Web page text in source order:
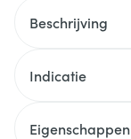
Beschrijving
Indicatie
Eigenschappen